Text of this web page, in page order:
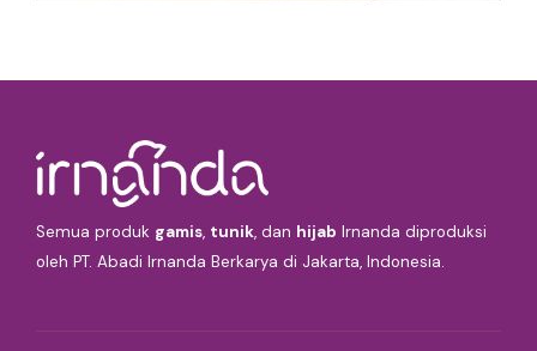
Semua produk gamis, tunik, dan hijab Irnanda diproduksi
oleh PT. Abadi Irnanda Berkarya di Jakarta, Indonesia.